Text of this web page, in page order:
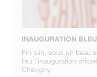
INAUGURATION
Fin juin, sous un beau
lieu l’inauguration
Chavigny.